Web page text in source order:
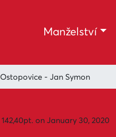
Manželství
Ostopovice - Jan Symon
142,40pt. on January 30, 2020